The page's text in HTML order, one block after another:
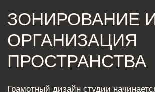
Москве становится примером рационального
использования площади.
Также дизайн студии Москва активно применяет
открытые планировки, объединяющие кухню и
жилую зону, а дизайн студии делает пространство
визуально больше. Такой дизайн студии интерьера
в Москве позволяет добиться баланса между
функциональности.